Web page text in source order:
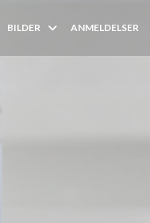
BILDER ANMELDELSER